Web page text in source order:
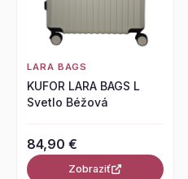
LARA BAGS
KUFOR LARA BAGS L
Svetlo Béžová
84,90 €
Zobraziť